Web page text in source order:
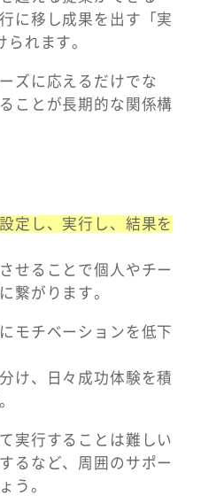
に移し成果を出す「実
れます。
ズに応えるだけでな
ことが長期的な関係構
定し、実行し、結果を
せることで個人やチー
繋がります。
モチベーションを低下
け、日々成功体験を積
実行することは難しい
るなど、周囲のサポー
う。